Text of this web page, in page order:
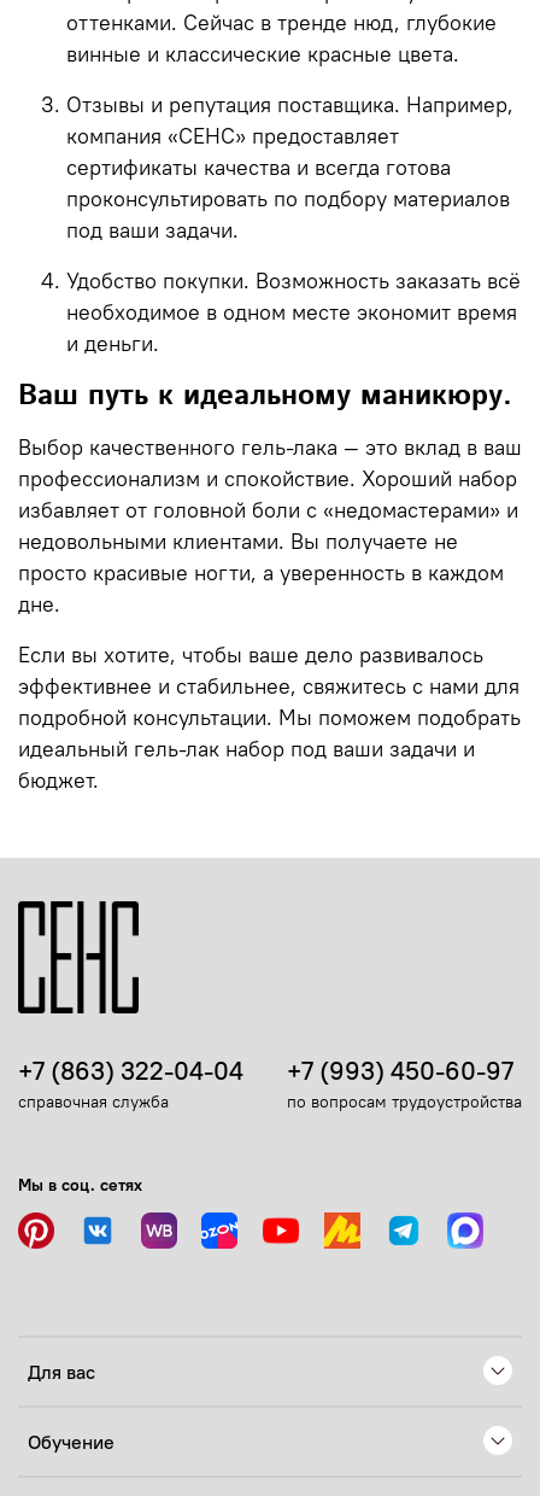
оттенками. Сейчас в тренде нюд, глубокие
винные и классические красные цвета.
Отзывы и репутация поставщика. Например,
компания «СЕНС» предоставляет
сертификаты качества и всегда готова
проконсультировать по подбору материалов
под ваши задачи.
Удобство покупки. Возможность заказать всё
необходимое в одном месте экономит время
и деньги.
Ваш путь к идеальному маникюру.
Выбор качественного гель-лака — это вклад в ваш
профессионализм и спокойствие. Хороший набор
избавляет от головной боли с «недомастерами» и
недовольными клиентами. Вы получаете не
просто красивые ногти, а уверенность в каждом
дне.
Если вы хотите, чтобы ваше дело развивалось
эффективнее и стабильнее, свяжитесь с нами для
подробной консультации. Мы поможем подобрать
идеальный гель-лак набор под ваши задачи и
бюджет.
Для вас
Обучение
+7 (863) 322-04-04
справочная служба
+7 (993) 450-60-97
по вопросам трудоустройства
Мы в соц. сетях